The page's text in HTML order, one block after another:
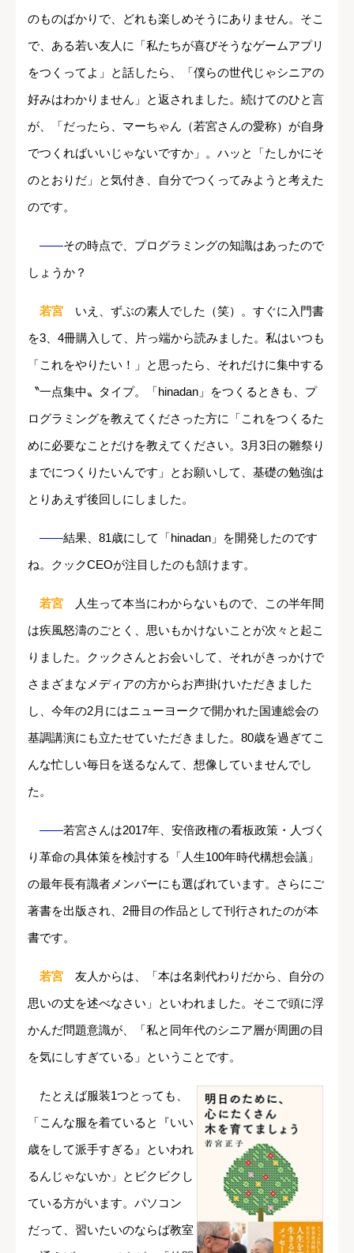
のものばかりで、どれも楽しめそうにありません。そこ
で、ある若い友人に「私たちが喜びそうなゲームアプリ
をつくってよ」と話したら、「僕らの世代じゃシニアの
好みはわかりません」と返されました。続けてのひと言
が、「だったら、マーちゃん（若宮さんの愛称）が自身
でつくればいいじゃないですか」。ハッと「たしかにそ
のとおりだ」と気付き、自分でつくってみようと考えた
のです。
――その時点で、プログラミングの知識はあったので
しょうか？
若宮 いえ、ずぶの素人でした（笑）。すぐに入門書
を3、4冊購入して、片っ端から読みました。私はいつも
「これをやりたい！」と思ったら、それだけに集中する
〝一点集中〟タイプ。「hinadan」をつくるときも、プ
ログラミングを教えてくださった方に「これをつくるた
めに必要なことだけを教えてください。3月3日の雛祭り
までにつくりたいんです」とお願いして、基礎の勉強は
とりあえず後回しにしました。
――結果、81歳にして「hinadan」を開発したのです
ね。クックCEOが注目したのも頷けます。
若宮 人生って本当にわからないもので、この半年間
は疾風怒濤のごとく、思いもかけないことが次々と起こ
りました。クックさんとお会いして、それがきっかけで
さまざまなメディアの方からお声掛けいただきました
し、今年の2月にはニューヨークで開かれた国連総会の
基調講演にも立たせていただきました。80歳を過ぎてこ
んな忙しい毎日を送るなんて、想像していませんでし
た。
――若宮さんは2017年、安倍政権の看板政策・人づく
り革命の具体策を検討する「人生100年時代構想会議」
の最年長有識者メンバーにも選ばれています。さらにご
著書を出版され、2冊目の作品として刊行されたのが本
書です。
若宮 友人からは、「本は名刺代わりだから、自分の
思いの丈を述べなさい」といわれました。そこで頭に浮
かんだ問題意識が、「私と同年代のシニア層が周囲の目
を気にしすぎている」ということです。
たとえば服装1つとっても、
「こんな服を着ていると『いい
歳をして派手すぎる』といわれ
るんじゃないか」とビクビクし
ている方がいます。パソコン
だって、習いたいのならば教室